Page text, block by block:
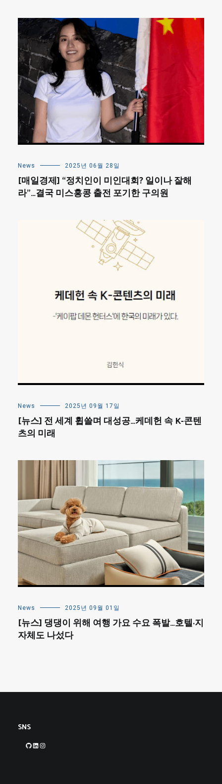
News 2025년 06월 28일
[매일경제] “정치인이 미인대회? 일이나 잘해
라”…결국 미스홍콩 출전 포기한 구의원
News 2025년 09월 17일
[뉴스] 전 세계 휩쓸며 대성공…케데헌 속 K-콘텐
츠의 미래
News 2025년 09월 01일
[뉴스] 댕댕이 위해 여행 가요 수요 폭발…호텔·지
자체도 나섰다
SNS
GitHubLinkedIn